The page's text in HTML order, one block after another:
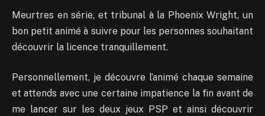
Meurtres en série, et tribunal à la Phoenix Wright, un
bon petit animé à suivre pour les personnes souhaitant
découvrir la licence tranquillement.
Personnellement, je découvre l’animé chaque semaine
et attends avec une certaine impatience la fin avant de
me lancer sur les deux jeux PSP et ainsi découvrir